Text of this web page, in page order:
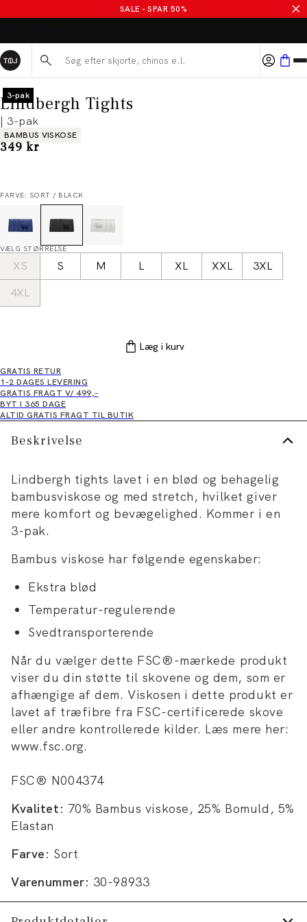
SALE - SPAR 50%
Søg her...
3-pak
Lindbergh Tights
| 3-pak
Produkt egenskaber
BAMBUS VISKOSE
I alt (inkl. rabat)
349 kr
FARVE: SORT / BLACK
VÆLG STØRRELSE
XS S M L XL XXL
3XL
4XL
Læg i kurv
GRATIS RETUR
1-2 DAGES LEVERING
GRATIS FRAGT V/ 499,-
BYT I 365 DAGE
ALTID GRATIS FRAGT TIL BUTIK
Beskrivelse
Lindbergh tights lavet i en blød og behagelig
bambusviskose og med stretch, hvilket giver
mere komfort og bevægelighed. Kommer i en
3-pak.
Bambus viskose har følgende egenskaber:
Ekstra blød
Temperatur-regulerende
Svedtransporterende
Når du vælger dette FSC®-mærkede produkt
viser du din støtte til skovene og dem, som er
afhængige af dem. Viskosen i dette produkt er
lavet af træfibre fra FSC-certificerede skove
eller andre kontrollerede kilder. Læs mere her:
www.fsc.org.
FSC® N004374
Kvalitet: 70% Bambus viskose, 25% Bomuld, 5%
Elastan
Farve: Sort
Varenummer: 30-98933